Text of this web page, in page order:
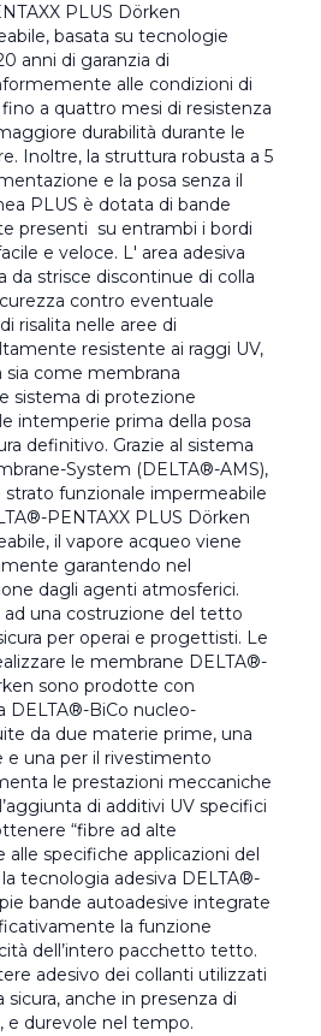
PLUS Dörken
basata su tecnologie
anni di garanzia di
alle condizioni di
a quattro mesi di resistenza
durabilità durante le
Inoltre, la struttura robusta a 5
e la posa senza il
PLUS è dotata di bande
presenti su entrambi i bordi
e veloce. L' area adesiva
da strisce discontinue di colla
contro eventuale
risalita nelle aree di
resistente ai raggi UV,
sia come membrana
sistema di protezione
intemperie prima della posa
definitivo. Grazie al sistema
System (DELTA®-AMS),
strato funzionale impermeabile
PENTAXX PLUS Dörken
il vapore acqueo viene
garantendo nel
dagli agenti atmosferici.
una costruzione del tetto
per operai e progettisti. Le
le membrane DELTA®-
sono prodotte con
DELTA®-BiCo nucleo-
da due materie prime, una
e una per il rivestimento
le prestazioni meccaniche
di additivi UV specifici
“fibre ad alte
alle specifiche applicazioni del
tecnologia adesiva DELTA®-
bande autoadesive integrate
la funzione
dell’intero pacchetto tetto.
adesivo dei collanti utilizzati
sicura, anche in presenza di
e durevole nel tempo.